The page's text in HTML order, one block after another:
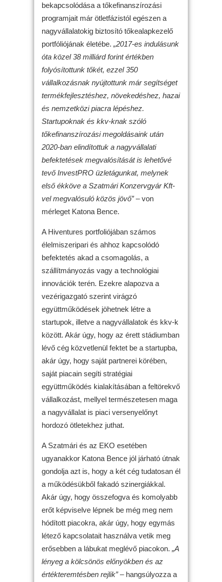
bekapcsolódása a tőkefinanszírozási
programjait már ötletfázistól egészen a
nagyvállalatokig biztosító tőkealapkezelő
portfóliójának életébe. „2017-es indulásunk
óta közel 38 milliárd forint értékben
folyósítottunk tőkét, ezzel 350
vállalkozásnak nyújtottunk már segítséget
termékfejlesztéshez, növekedéshez, hazai
és nemzetközi piacra lépéshez.
Startupoknak és kkv-knak szóló
tőkefinanszírozási megoldásaink után
2020-ban elindítottuk a nagyvállalati
befektetések megvalósítását is lehetővé
tevő InvestPRO üzletágunkat, melynek
első ékköve a Szatmári Konzervgyár Kft-
vel megvalósuló közös jövő”– von
mérleget Katona Bence.
A Hiventures portfoliójában számos
élelmiszeripari és ahhoz kapcsolódó
befektetés akad a csomagolás, a
szállítmányozás vagy a technológiai
innovációk terén. Ezekre alapozva a
vezérigazgató szerint virágzó
együttműködések jöhetnek létre a
startupok, illetve a nagyvállalatok és kkv-k
között. Akár úgy, hogy az érett stádiumban
lévő cég közvetlenül fektet be a startupba,
akár úgy, hogy saját partnerei körében,
saját piacain segíti stratégiai
együttműködés kialakításában a feltörekvő
vállalkozást, mellyel természetesen maga
a nagyvállalat is piaci versenyelőnyt
hordozó ötletekhez juthat.
A Szatmári és az EKO esetében
ugyanakkor Katona Bence jól járható útnak
gondolja azt is, hogy a két cég tudatosan él
a működésükből fakadó szinergiákkal.
Akár úgy, hogy összefogva és komolyabb
erőt képviselve lépnek be még meg nem
hódított piacokra, akár úgy, hogy egymás
létező kapcsolatait használva vetik meg
erősebben a lábukat meglévő piacokon. „A
lényeg a kölcsönös előnyökben és az
értékteremtésben rejlik”– hangsúlyozza a